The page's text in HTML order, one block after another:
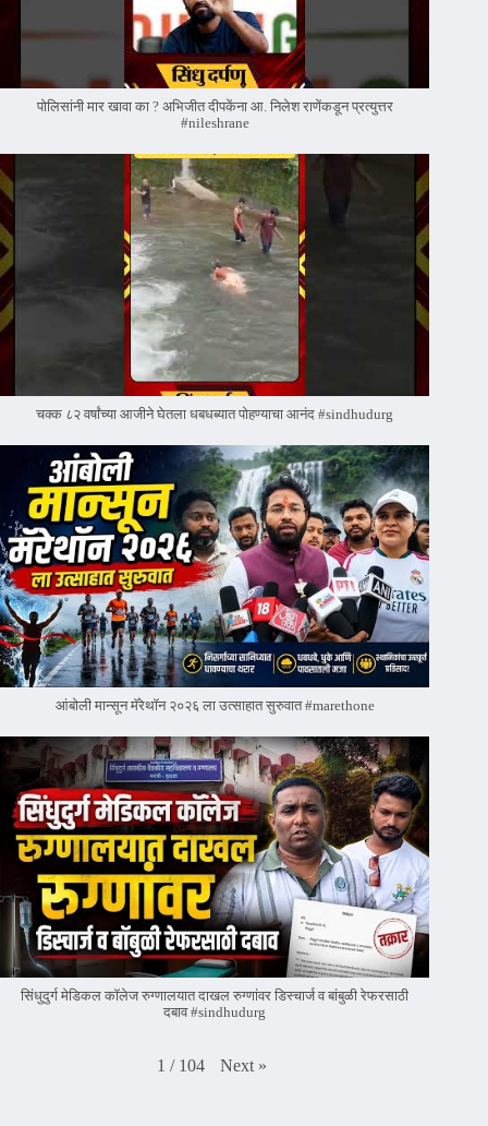
पोलिसांनी मार खावा का ? अभिजीत दीपकेंना आ. निलेश राणेंकडून प्रत्युत्तर
#nileshrane
चक्क ८२ वर्षांच्या आजीने घेतला धबधब्यात पोहण्याचा आनंद #sindhudurg
आंबोली मान्सून मॅरेथॉन २०२६ ला उत्साहात सुरुवात #marethone
सिंधुदुर्ग मेडिकल कॉलेज रुग्णालयात दाखल रुग्णांवर डिस्चार्ज व बांबुळी रेफरसाठी
दबाव #sindhudurg
1 / 104 Next »